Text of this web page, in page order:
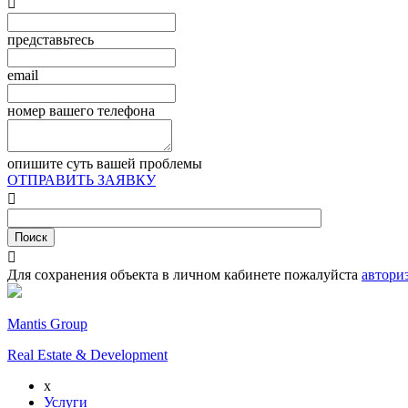

представьтесь
email
номер вашего телефона
опишите суть вашей проблемы
ОТПРАВИТЬ ЗАЯВКУ


Для сохранения объекта в личном кабинете пожалуйста
Mantis Group
Real Estate & Development
x
Услуги